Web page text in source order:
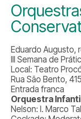
Eduardo Augusto,
III Semana de
Local: Teatro
Rua São Bento, 415
Entrada franca
Orquestra
Nelson: I. Marco